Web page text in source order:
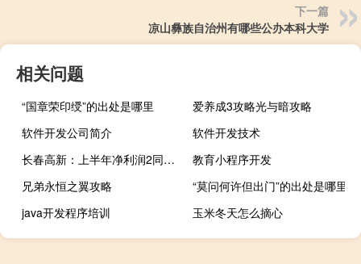
下一篇
凉山彝族自治州有哪些公办本科大学
相关问题
“国章荣印绶”的出处是哪里
爱养成3攻略光与暗攻略
软件开发公司简介
软件开发技术
长春高新：上半年净利润2同比增长1.91%
教育小程序开发
兄弟永恒之翼攻略
“莫问何许但出门”的出处是哪里
java开发程序培训
玉米冬天怎么摘心